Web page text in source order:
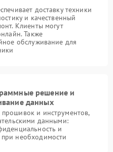
доставку техники
и качественный
Клиенты могут
Также
обслуживание для
решение и
данных
и инструментов,
данными:
и
необходимости